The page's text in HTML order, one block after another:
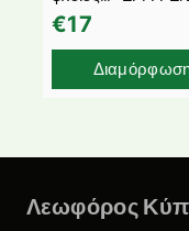
€17
Λεωφόρος